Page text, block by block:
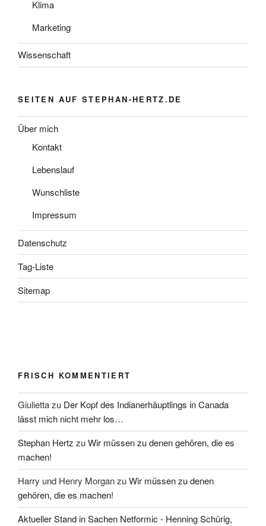
Klima
Marketing
Wissenschaft
SEITEN AUF STEPHAN-HERTZ.DE
Über mich
Kontakt
Lebenslauf
Wunschliste
Impressum
Datenschutz
Tag-Liste
Sitemap
FRISCH KOMMENTIERT
Giuliettazu Der Kopf des Indianerhäuptlings in Canada
lässt mich nicht mehr los…
Stephan Hertz zuWir müssen zu denen gehören, die es
machen!
Harry und Henry MorganzuWir müssen zu denen
gehören, die es machen!
Aktueller Stand in Sachen Netformic - Henning Schürig,